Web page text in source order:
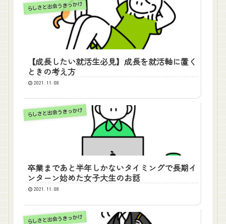
らしさと出会うきっかけ
【成長したい就活生必見】成長を就活軸に置く
ときの考え方
2021.11.08
らしさと出会うきっかけ
卒業まであと半年しかないタイミングで長期イ
ンターン始めた女子大生のお話
2021.11.08
らしさと出会うきっかけ